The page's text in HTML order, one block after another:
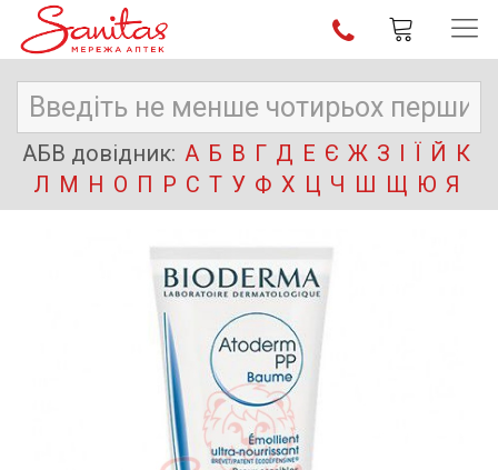
АБВ довідник: А Б В Г Д Е Є Ж З І Ї Й К
Л М Н О П Р С Т У Ф Х Ц Ч Ш Щ Ю Я